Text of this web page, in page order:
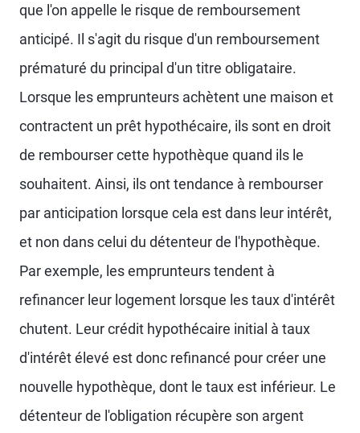
que l'on appelle le risque de remboursement
anticipé. Il s'agit du risque d'un remboursement
prématuré du principal d'un titre obligataire.
Lorsque les emprunteurs achètent une maison et
contractent un prêt hypothécaire, ils sont en droit
de rembourser cette hypothèque quand ils le
souhaitent. Ainsi, ils ont tendance à rembourser
par anticipation lorsque cela est dans leur intérêt,
et non dans celui du détenteur de l'hypothèque.
Par exemple, les emprunteurs tendent à
refinancer leur logement lorsque les taux d'intérêt
chutent. Leur crédit hypothécaire initial à taux
d'intérêt élevé est donc refinancé pour créer une
nouvelle hypothèque, dont le taux est inférieur. Le
détenteur de l'obligation récupère son argent